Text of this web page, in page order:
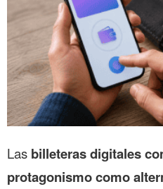
Las billeteras digitales
protagonismo como